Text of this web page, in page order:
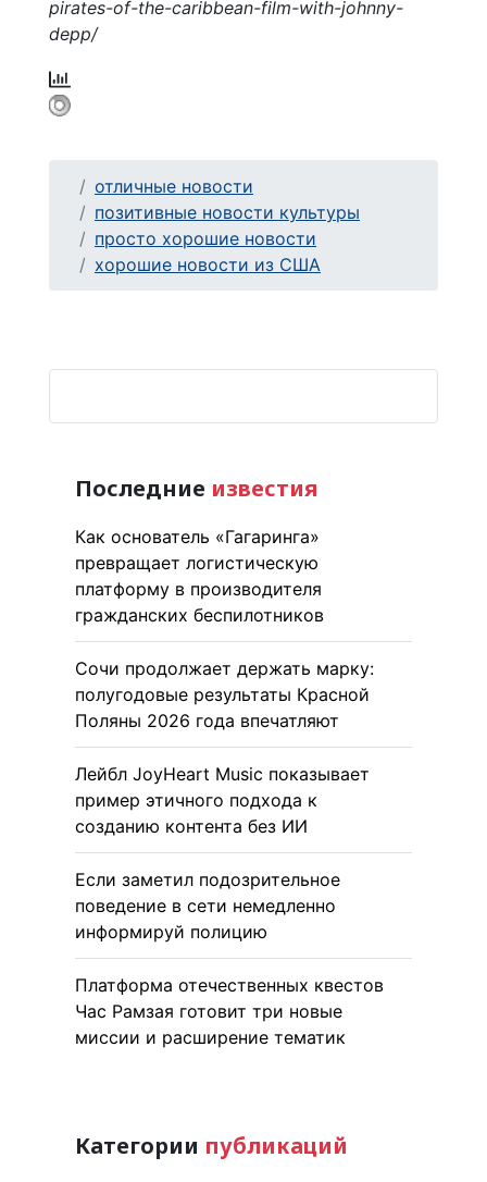
pirates-of-the-caribbean-film-with-johnny-
depp/
отличные новости
позитивные новости культуры
просто хорошие новости
хорошие новости из США
Последние известия
Как основатель «Гагаринга»
превращает логистическую
платформу в производителя
гражданских беспилотников
Сочи продолжает держать марку:
полугодовые результаты Красной
Поляны 2026 года впечатляют
Лейбл JoyHeart Music показывает
пример этичного подхода к
созданию контента без ИИ
Если заметил подозрительное
поведение в сети немедленно
информируй полицию
Платформа отечественных квестов
Час Рамзая готовит три новые
миссии и расширение тематик
Категории публикаций